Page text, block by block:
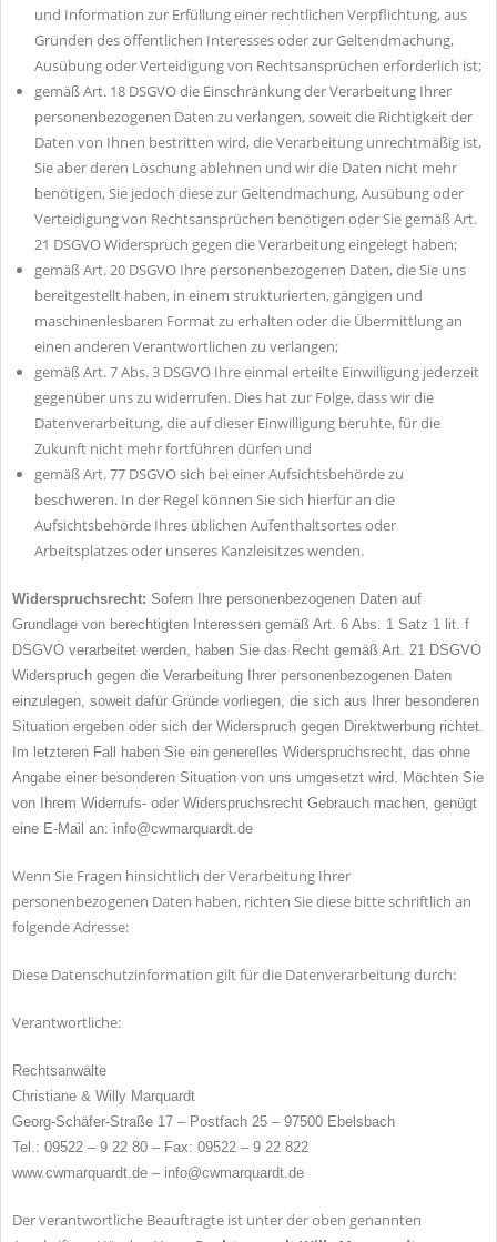
und Information zur Erfüllung einer rechtlichen Verpflichtung, aus
Gründen des öffentlichen Interesses oder zur Geltendmachung,
Ausübung oder Verteidigung von Rechtsansprüchen erforderlich ist;
gemäß Art. 18 DSGVO die Einschränkung der Verarbeitung Ihrer
personenbezogenen Daten zu verlangen, soweit die Richtigkeit der
Daten von Ihnen bestritten wird, die Verarbeitung unrechtmäßig ist,
Sie aber deren Löschung ablehnen und wir die Daten nicht mehr
benötigen, Sie jedoch diese zur Geltendmachung, Ausübung oder
Verteidigung von Rechtsansprüchen benötigen oder Sie gemäß Art.
21 DSGVO Widerspruch gegen die Verarbeitung eingelegt haben;
gemäß Art. 20 DSGVO Ihre personenbezogenen Daten, die Sie uns
bereitgestellt haben, in einem strukturierten, gängigen und
maschinenlesbaren Format zu erhalten oder die Übermittlung an
einen anderen Verantwortlichen zu verlangen;
gemäß Art. 7 Abs. 3 DSGVO Ihre einmal erteilte Einwilligung jederzeit
gegenüber uns zu widerrufen. Dies hat zur Folge, dass wir die
Datenverarbeitung, die auf dieser Einwilligung beruhte, für die
Zukunft nicht mehr fortführen dürfen und
gemäß Art. 77 DSGVO sich bei einer Aufsichtsbehörde zu
beschweren. In der Regel können Sie sich hierfür an die
Aufsichtsbehörde Ihres üblichen Aufenthaltsortes oder
Arbeitsplatzes oder unseres Kanzleisitzes wenden.
Widerspruchsrecht: Sofern Ihre personenbezogenen Daten auf
Grundlage von berechtigten Interessen gemäß Art. 6 Abs. 1 Satz 1 lit. f
DSGVO verarbeitet werden, haben Sie das Recht gemäß Art. 21 DSGVO
Widerspruch gegen die Verarbeitung Ihrer personenbezogenen Daten
einzulegen, soweit dafür Gründe vorliegen, die sich aus Ihrer besonderen
Situation ergeben oder sich der Widerspruch gegen Direktwerbung richtet.
Im letzteren Fall haben Sie ein generelles Widerspruchsrecht, das ohne
Angabe einer besonderen Situation von uns umgesetzt wird. Möchten Sie
von Ihrem Widerrufs- oder Widerspruchsrecht Gebrauch machen, genügt
eine E-Mail an: info@cwmarquardt.de
Wenn Sie Fragen hinsichtlich der Verarbeitung Ihrer
personenbezogenen Daten haben, richten Sie diese bitte schriftlich an
folgende Adresse:
Diese Datenschutzinformation gilt für die Datenverarbeitung durch:
Verantwortliche:
Rechtsanwälte
Christiane & Willy Marquardt
Georg-Schäfer-Straße 17 – Postfach 25 – 97500 Ebelsbach
Tel.: 09522 – 9 22 80 – Fax: 09522 – 9 22 822
www.cwmarquardt.de – info@cwmarquardt.de
Der verantwortliche Beauftragte ist unter der oben genannten